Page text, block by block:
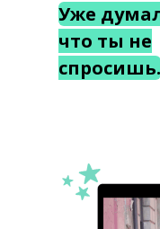
Уже
что ты не
спросишь.